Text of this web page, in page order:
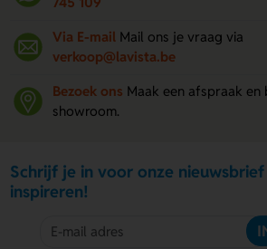
Via E-mail Mail ons je vraag via
verkoop@lavista.be
Bezoek ons Maak een afspraak en
showroom.
Schrijf je in voor onze
inspireren!